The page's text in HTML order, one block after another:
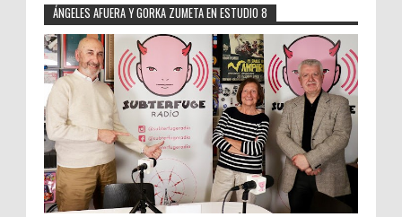
ÁNGELES AFUERA Y GORKA ZUMETA EN ESTUDIO 8